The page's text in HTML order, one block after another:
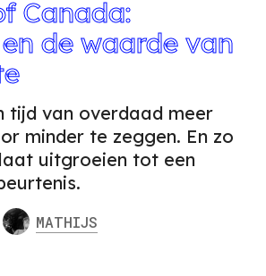
Canada:
de waarde van
tijd van overdaad meer
minder te zeggen. En zo
uitgroeien tot een
MATHIJS